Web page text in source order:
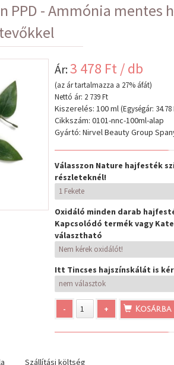
PPD - Ammónia mentes
Ár:3 478 Ft / db
(az ár tartalmazza a 27% áfát)
Nettó ár: 2 739 Ft
Kiszerelés: 100 ml(Egységár:
Cikkszám: 0101-nnc-100ml-alap
Gyártó: Nirvel Beauty Group
Válasszon Nature hajfesték
részleteknél!
Oxidáló minden darab
Kapcsolódó termék vagy
választható
Itt Tincses hajszínskálát is
- +
Szállítási költség